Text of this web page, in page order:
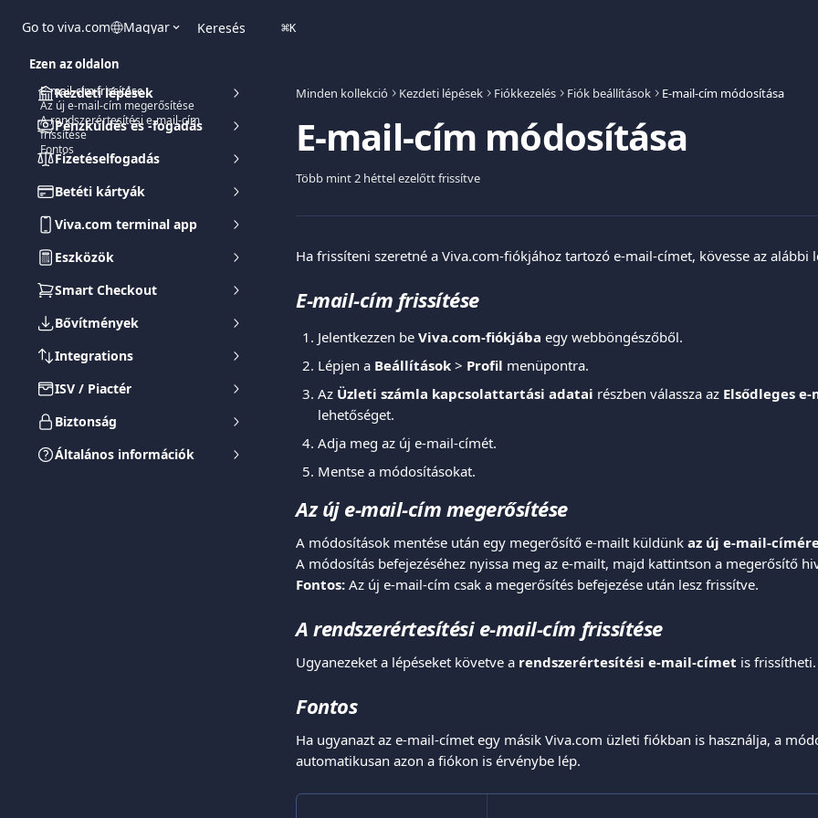
Go to viva.com Magyar Keresés ⌘K
Kezdeti lépések
Pénzküldés és -fogadás
Fizetéselfogadás
Betéti kártyák
Viva.com terminal app
Eszközök
Smart Checkout
Bővítmények
Integrations
ISV / Piactér
Biztonság
Általános információk
Minden kollekció Kezdeti lépések Fiókkezelés Fiók beállítások E-mail-cím módosítása
E-mail-cím módosítása
Több mint 2 héttel ezelőtt frissítve
Ha frissíteni szeretné a Viva.com-fiókjához tartozó e-mail-címet, kövesse az alábbi
E-mail-cím frissítése
Jelentkezzen be Viva.com-fiókjába egy webböngészőből.
Lépjen a Beállítások > Profil menüpontra.
Az Üzleti számla kapcsolattartási adatai részben válassza az Elsődleges
lehetőséget.
Adja meg az új e-mail-címét.
Mentse a módosításokat.
Az új e-mail-cím megerősítése
A módosítások mentése után egy megerősítő e-mailt küldünk az új e-mail-
A módosítás befejezéséhez nyissa meg az e-mailt, majd kattintson a megerősítő
Fontos: Az új e-mail-cím csak a megerősítés befejezése után lesz frissítve.
A rendszerértesítési e-mail-cím frissítése
Ugyanezeket a lépéseket követve a rendszerértesítési e-mail-címet is frissítheti.
Fontos
Ha ugyanazt az e-mail-címet egy másik Viva.com üzleti fiókban is használja, a
automatikusan azon a fiókon is érvénybe lép.
Ezen az oldalon
E-mail-cím frissítése
Az új e-mail-cím megerősítése
A rendszerértesítési e-mail-cím
frissítése
Fontos